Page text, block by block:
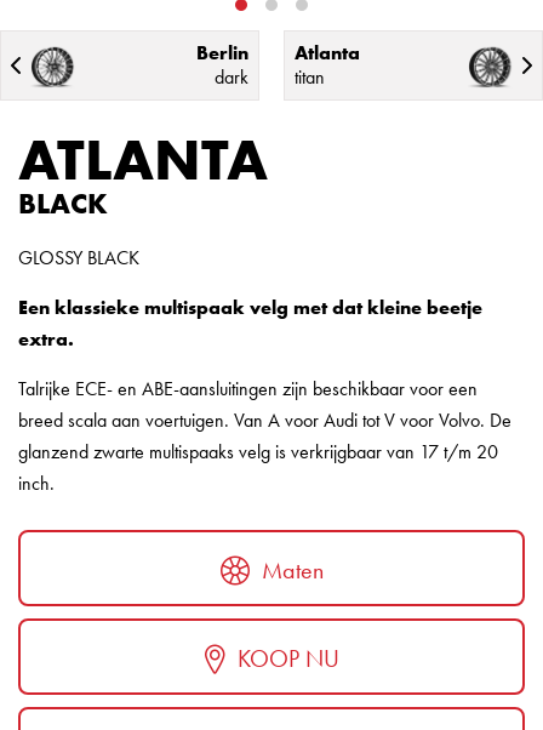
Berlin
dark
Atlanta
titan
ATLANTA
BLACK
GLOSSY BLACK
Een klassieke multispaak velg met dat kleine beetje
extra.
Talrijke ECE- en ABE-aansluitingen zijn beschikbaar voor een
breed scala aan voertuigen. Van A voor Audi tot V voor Volvo. De
glanzend zwarte multispaaks velg is verkrijgbaar van 17 t/m 20
inch.
Maten
KOOP NU